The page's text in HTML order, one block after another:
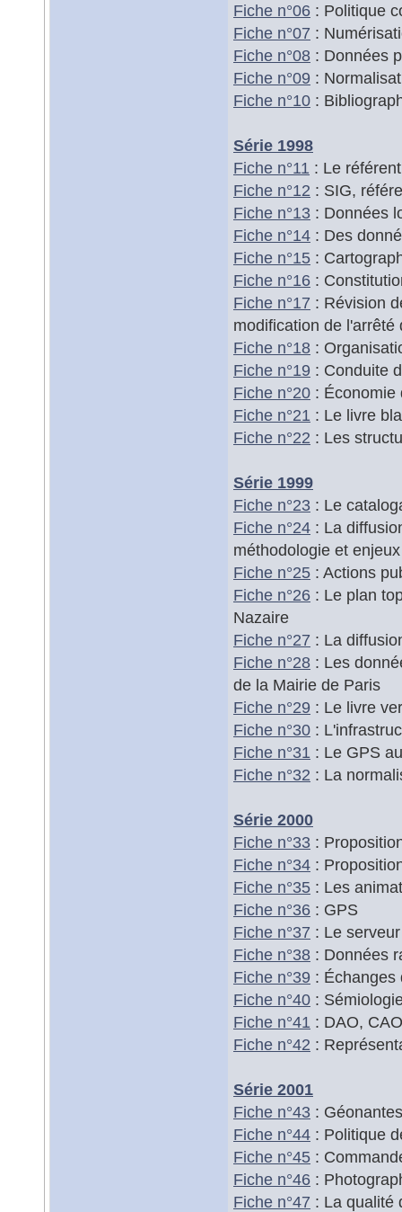
Fiche n°06 : Politique
Fiche n°07 :
Fiche n°08 : Données
Fiche n°09 :
Fiche n°10 :
Série 1998
Fiche n°11 : Le
Fiche n°12 : SIG,
Fiche n°13 : Données
Fiche n°14 : Des
Fiche n°15 :
Fiche n°16 :
Fiche n°17 : Révision
modification de l'arrêté
Fiche n°18 :
Fiche n°19 : Conduite
Fiche n°20 : Économie
Fiche n°21 : Le livre
Fiche n°22 : Les
Série 1999
Fiche n°23 : Le
Fiche n°24 : La
méthodologie et enjeux
Fiche n°25 : Actions
Fiche n°26 : Le plan
Nazaire
Fiche n°27 : La
Fiche n°28 : Les
de la Mairie de Paris
Fiche n°29 : Le livre
Fiche n°30 :
Fiche n°31 : Le GPS
Fiche n°32 : La
Série 2000
Fiche n°33 :
Fiche n°34 :
Fiche n°35 : Les
Fiche n°36 : GPS
Fiche n°37 : Le
Fiche n°38 : Données
Fiche n°39 : Échanges
Fiche n°40 :
Fiche n°41 : DAO,
Fiche n°42 :
Série 2001
Fiche n°43 :
Fiche n°44 : Politique
Fiche n°45 :
Fiche n°46 :
Fiche n°47 : La qualité